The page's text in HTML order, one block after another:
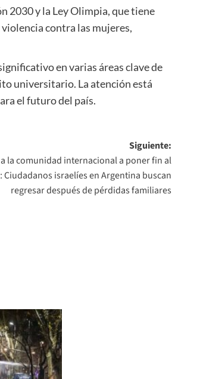
2030 y la Ley Olimpia, que tiene
contra las mujeres,
en varias áreas clave de
universitario. La atención está
el futuro del país.
Siguiente:
la comunidad internacional a poner fin al
israelíes en Argentina buscan
regresar después de pérdidas familiares